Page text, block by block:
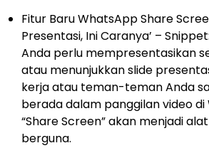
Fitur Baru WhatsApp Share
Presentasi, Ini Caranya’ –
Anda perlu mempresentasikan
atau menunjukkan slide
kerja atau teman-teman Anda
berada dalam panggilan video
“Share Screen” akan menjadi
berguna.